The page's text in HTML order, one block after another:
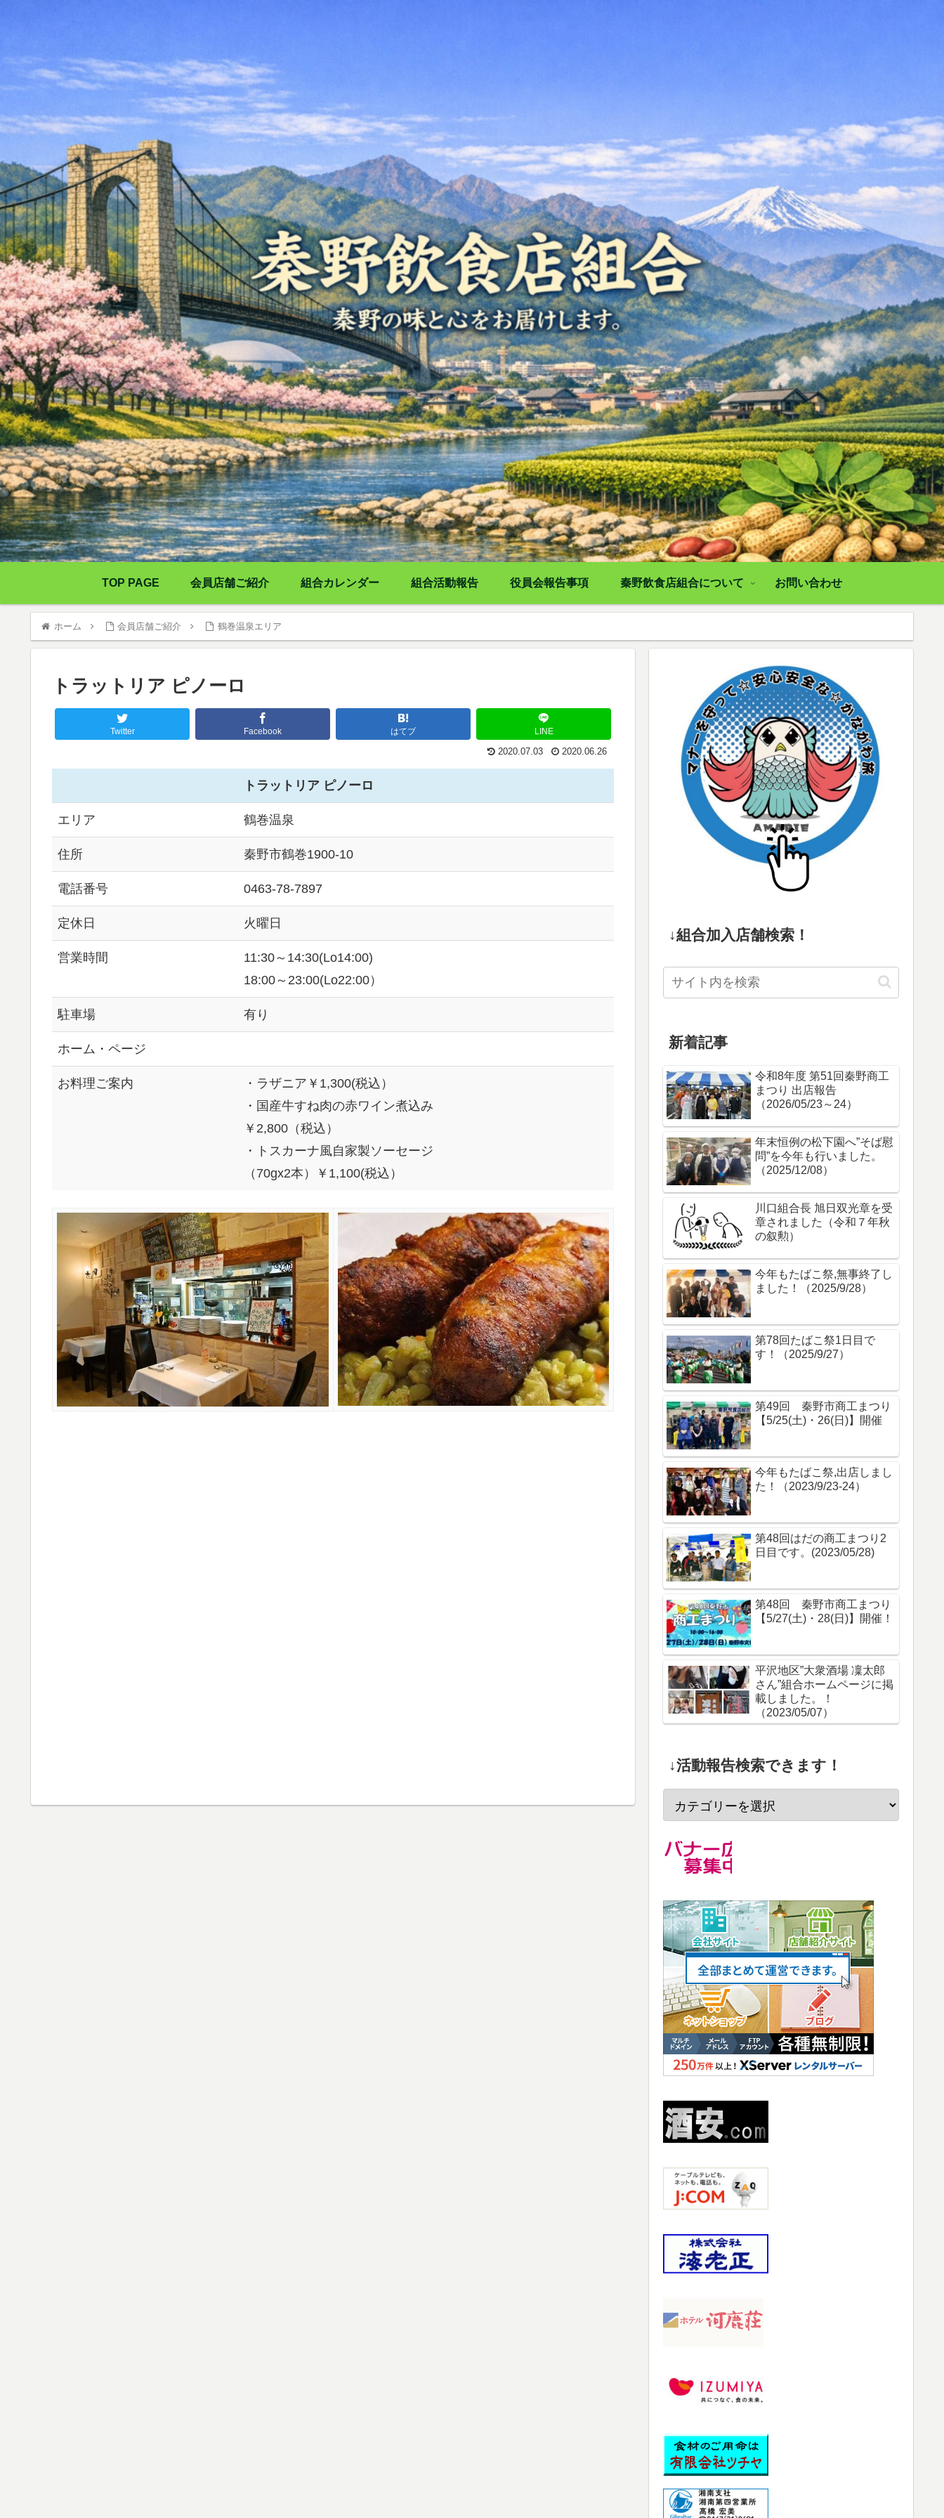
TOP PAGE 会員店舗ご紹介 組合カレンダー 組合活動報告 役員会報告事項 秦野飲食店組合について お問い合わせ
ホーム 会員店舗ご紹介 鶴巻温泉エリア
トラットリア ピノーロ
Twitter Facebook はてブ LINE
2020.07.03 2020.06.26
トラットリア ピノーロ
エリア 鶴巻温泉
住所 秦野市鶴巻1900-10
電話番号 0463-78-7897
定休日 火曜日
営業時間
11:30～14:30(Lo14:00)
18:00～23:00(Lo22:00）
駐車場 有り
ホーム・ページ
お料理ご案内
・ラザニア￥1,300(税込）
・国産牛すね肉の赤ワイン煮込み
￥2,800（税込）
・トスカーナ風自家製ソーセージ
（70gx2本）￥1,100(税込）
↓組合加入店舗検索！
新着記事
令和8年度 第51回秦野商工
まつり 出店報告
（2026/05/23～24）
年末恒例の松下園へ”そば慰
問”を今年も行いました。
（2025/12/08）
川口組合長 旭日双光章を受
章されました（令和７年秋
の叙勲）
今年もたばこ祭,無事終了し
ました！（2025/9/28）
第78回たばこ祭1日目で
す！（2025/9/27）
第49回 秦野市商工まつり
【5/25(土)・26(日)】開催
今年もたばこ祭,出店しまし
た！（2023/9/23-24）
第48回はだの商工まつり2
日目です。(2023/05/28)
第48回 秦野市商工まつり
【5/27(土)・28(日)】開催！
平沢地区”大衆酒場 凜太郎
さん”組合ホームページに掲
載しました。！
（2023/05/07）
↓活動報告検索できます！